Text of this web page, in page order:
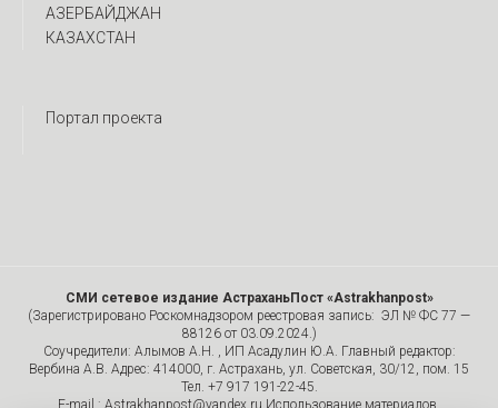
АЗЕРБАЙДЖАН
КАЗАХСТАН
Портал проекта
СМИ сетевое издание АстраханьПост «Astrakhanpost»
(Зарегистрировано Роскомнадзором реестровая запись: ЭЛ № ФС 77 —
88126 от 03.09.2024.)
Соучредители: Алымов А.Н. , ИП Асадулин Ю.А. Главный редактор:
Вербина А.В. Адрес: 414000, г. Астрахань, ул. Советская, 30/12, пом. 15
Тел. +7 917 191-22-45.
E-mail.: Astrakhanpost@yandex.ru Использование материалов,